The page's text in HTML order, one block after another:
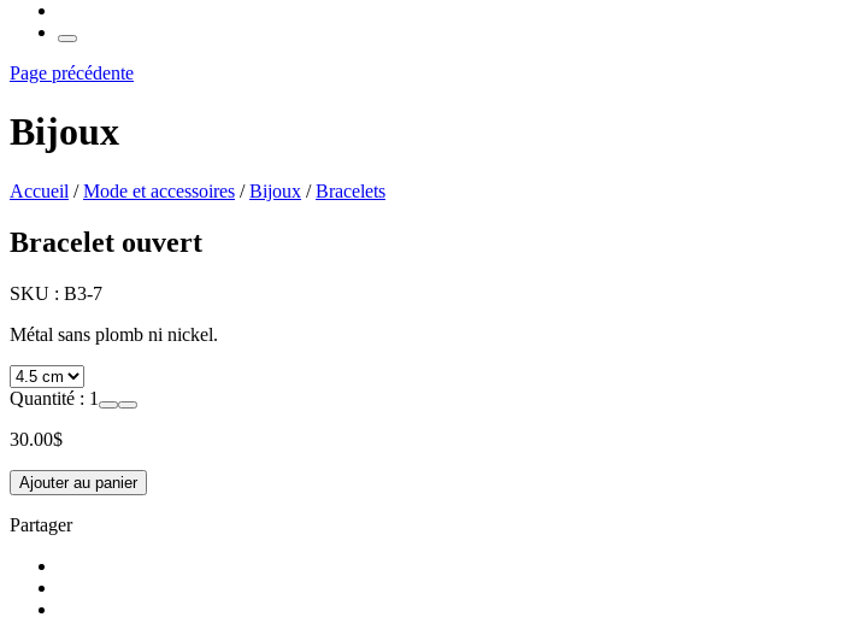
Page précédente
Bijoux
Accueil /Mode et accessoires /Bijoux /Bracelets
Bracelet ouvert
SKU : B3-7
Métal sans plomb ni nickel.
Quantité : 1
30.00$
Ajouter au panier
Partager